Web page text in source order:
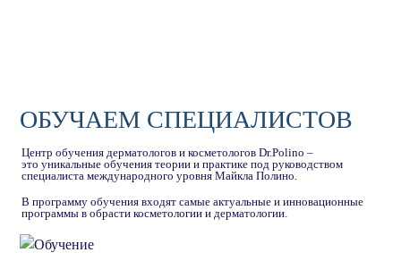
ОБУЧАЕМ СПЕЦИАЛИСТОВ
Центр обучения дерматологов и косметологов Dr.Polino –
это уникальные обучения теории и практике под руководством
специалиста международного уровня Майкла Полино.
В программу обучения входят самые актуальные и инновационные
программы в обрасти косметологии и дерматологии.